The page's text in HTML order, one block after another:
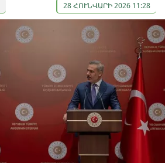
28 ՀՈՒՆՎԱՐԻ 2026 11:28